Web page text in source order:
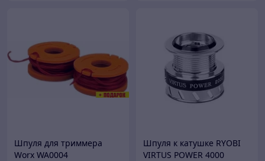
Шпуля для триммера
Worx WA0004
Шпуля к катушке RYOBI
VIRTUS POWER 4000